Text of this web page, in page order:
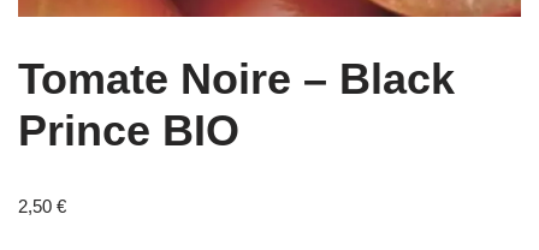
Tomate Noire – Black
Prince BIO
2,50 €